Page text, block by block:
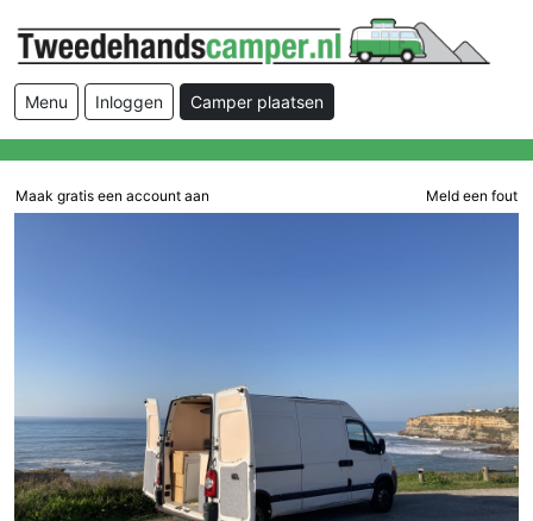
Menu Inloggen Camper plaatsen
Maak gratis een account aan Meld een fout